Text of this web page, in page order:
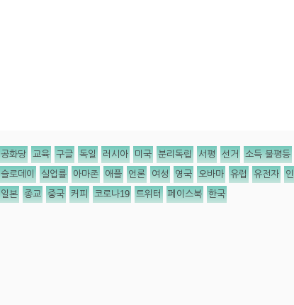
공화당 교육 구글 독일 러시아 미국 분리독립 서평 선거 소득 불평등
슬로데이 실업률 아마존 애플 언론 여성 영국 오바마 유럽 유전자
일본 종교 중국 커피 코로나19 트위터 페이스북 한국